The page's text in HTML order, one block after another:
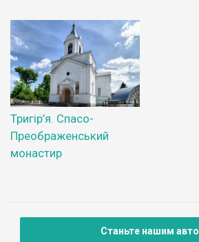
Тригір’я. Спасо-
Преображенський
монастир
Станьте нашим